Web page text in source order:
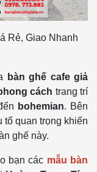
Rẻ, Giao Nhanh
bàn ghế cafe giả
cách trang trí
bohemian. Bên
tố quan trọng khiến
ghế này.
bạn các mẫu bàn